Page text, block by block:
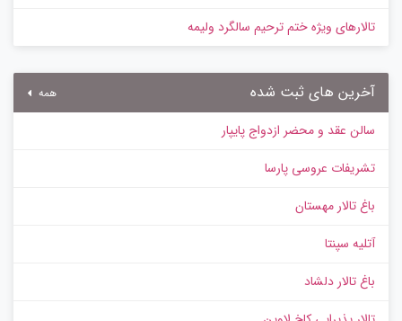
تالارهای ویژه ختم ترحیم سالگرد ولیمه
آخرین های ثبت شده همه
سالن عقد و محضر ازدواج پایپار
تشریفات عروسی پارسا
باغ تالار مهستان
آتلیه سپنتا
باغ تالار دلشاد